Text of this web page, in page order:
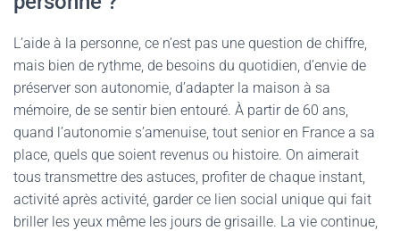
L’aide à la personne, ce n’est pas une question de chiffre,
mais bien de rythme, de besoins du quotidien, d’envie de
préserver son autonomie, d’adapter la maison à sa
mémoire, de se sentir bien entouré. À partir de 60 ans,
quand l’autonomie s’amenuise, tout senior en France a sa
place, quels que soient revenus ou histoire. On aimerait
tous transmettre des astuces, profiter de chaque instant,
activité après activité, garder ce lien social unique qui fait
briller les yeux même les jours de grisaille. La vie continue,